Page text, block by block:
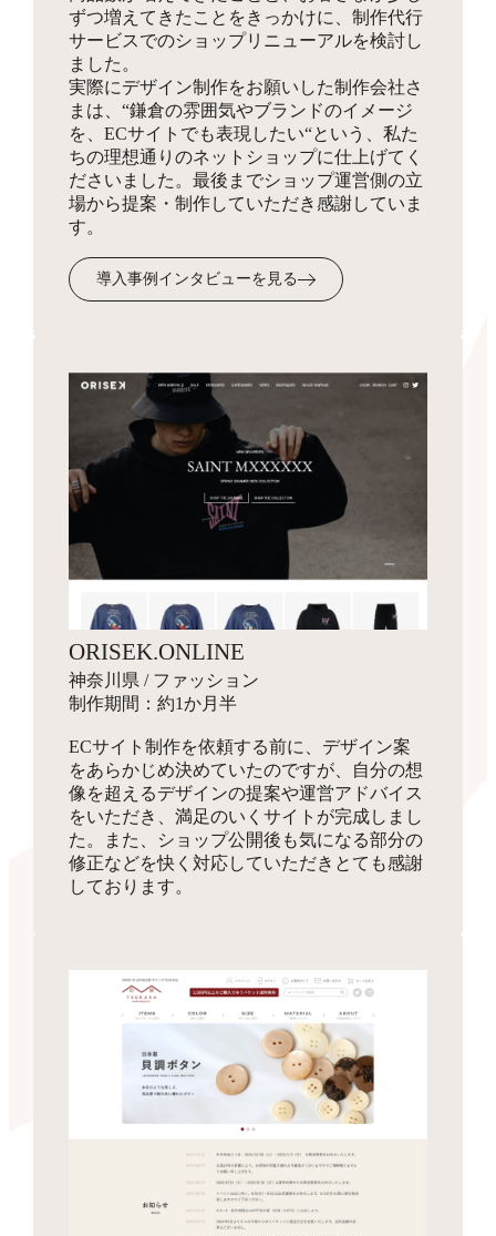
HTMLサイトマップ作成
3,300円
ショップの全体像となりSEO対策にも有効なサイトマッ
プを、フリーページを使って作成します。
受注・入金・発送メール
テンプレ作成
3,300円
お客様へ送付するメール文面のフォーマットを作成・設
同梱物
お見積り
商品を発送する際に同梱する制作物をデザインします。
ずつ増えてきたことをきっかけに、制作代行
サービスでのショップリニューアルを検討し
ました。
実際にデザイン制作をお願いした制作会社さ
まは、“鎌倉の雰囲気やブランドのイメージ
を、ECサイトでも表現したい“という、私た
ちの理想通りのネットショップに仕上げてく
ださいました。最後までショップ運営側の立
場から提案・制作していただき感謝していま
す。
導入事例インタビューを見る
ORISEK.ONLINE
神奈川県 / ファッション
制作期間：約1か月半
ECサイト制作を依頼する前に、デザイン案
をあらかじめ決めていたのですが、自分の想
像を超えるデザインの提案や運営アドバイス
をいただき、満足のいくサイトが完成しまし
た。また、ショップ公開後も気になる部分の
修正などを快く対応していただきとても感謝
しております。